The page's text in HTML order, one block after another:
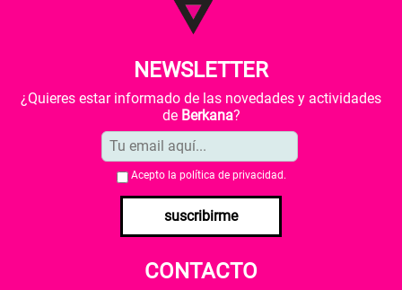
NEWSLETTER
¿Quieres estar informado de las novedades y actividades
de Berkana?
Acepto la política de privacidad .
suscribirme
CONTACTO